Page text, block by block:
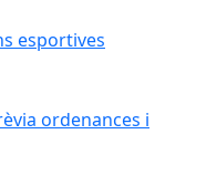
esportives
ordenances i